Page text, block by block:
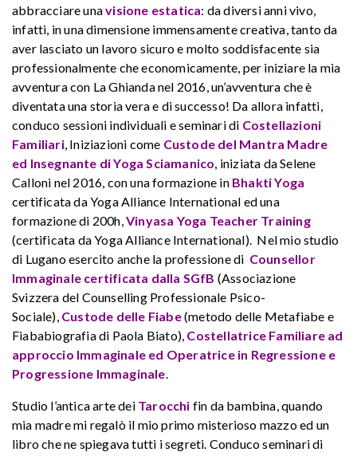
abbracciare unavisione estatica: da diversi anni vivo,
infatti, in una dimensione immensamente creativa, tanto da
aver lasciato un lavoro sicuro e molto soddisfacente sia
professionalmente che economicamente, per iniziare la mia
avventura con La Ghianda nel 2016, un’avventura che è
diventata una storia vera e di successo! Da allora infatti,
conduco sessioni individuali e seminari di Costellazioni
Familiari, Iniziazioni come Custode del Mantra Madre
ed Insegnante di Yoga Sciamanico, iniziata da Selene
Calloni nel 2016, con una formazione in Bhakti Yoga
certificata da Yoga Alliance International ed una
formazione di 200h,Vinyasa Yoga Teacher Training
(certificata da Yoga Alliance International). Nel mio studio
di Lugano esercito anche la professione di Counsellor
Immaginale certificata dalla SGfB (Associazione
Svizzera del Counselling Professionale Psico-
Sociale), Custode delle Fiabe(metodo delle Metafiabe e
Fiababiografia di Paola Biato), Costellatrice Familiare ad
approccio Immaginale ed Operatrice in Regressione e
Progressione Immaginale.
Studio l’antica arte dei Tarocchi fin da bambina, quando
mia madre mi regalò il mio primo misterioso mazzo ed un
libro che ne spiegava tutti i segreti. Conduco seminari di